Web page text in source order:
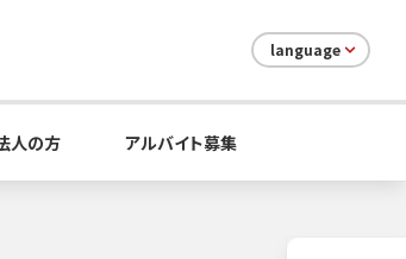
language
人の方 アルバイト募集